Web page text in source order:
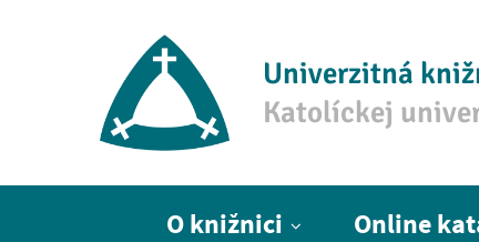
Univerzitná
Katolíckej
O knižnici Online